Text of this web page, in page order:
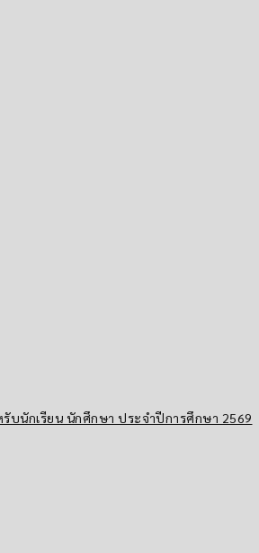
นักเรียน นักศึกษา ประจำปีการศึกษา 2569